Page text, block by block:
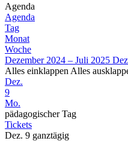
Agenda
Agenda
Tag
Monat
Woche
Dezember 2024 – Juli 2025
Alles einklappen Alles
Dez.
9
Mo.
pädagogischer Tag
Tickets
Dez. 9 ganztägig